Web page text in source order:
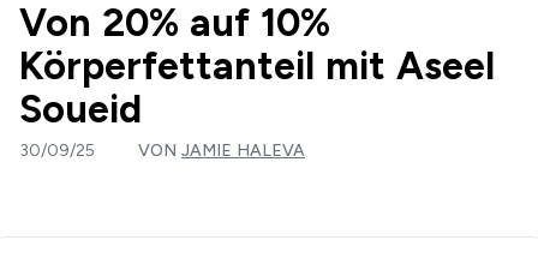
Von 20% auf 10%
Körperfettanteil mit Aseel
Soueid
30/09/25 VON JAMIE HALEVA